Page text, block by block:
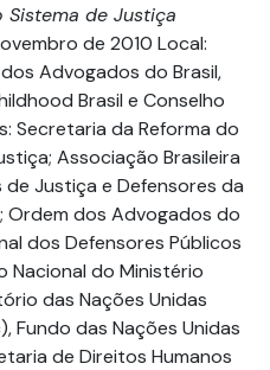
de Justiça
de 2010 Local:
Advogados do Brasil,
Brasil e Conselho
Secretaria da Reforma do
Associação Brasileira
Justiça e Defensores da
Ordem dos Advogados do
dos Defensores Públicos
Nacional do Ministério
das Nações Unidas
Fundo das Nações Unidas
de Direitos Humanos